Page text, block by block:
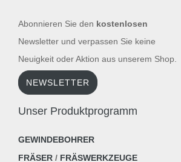
Abonnieren Sie den kostenlosen
Newsletter und verpassen Sie keine
Neuigkeit oder Aktion aus unserem Shop.
NEWSLETTER
Unser Produktprogramm
GEWINDEBOHRER
FRÄSER / FRÄSWERKZEUGE